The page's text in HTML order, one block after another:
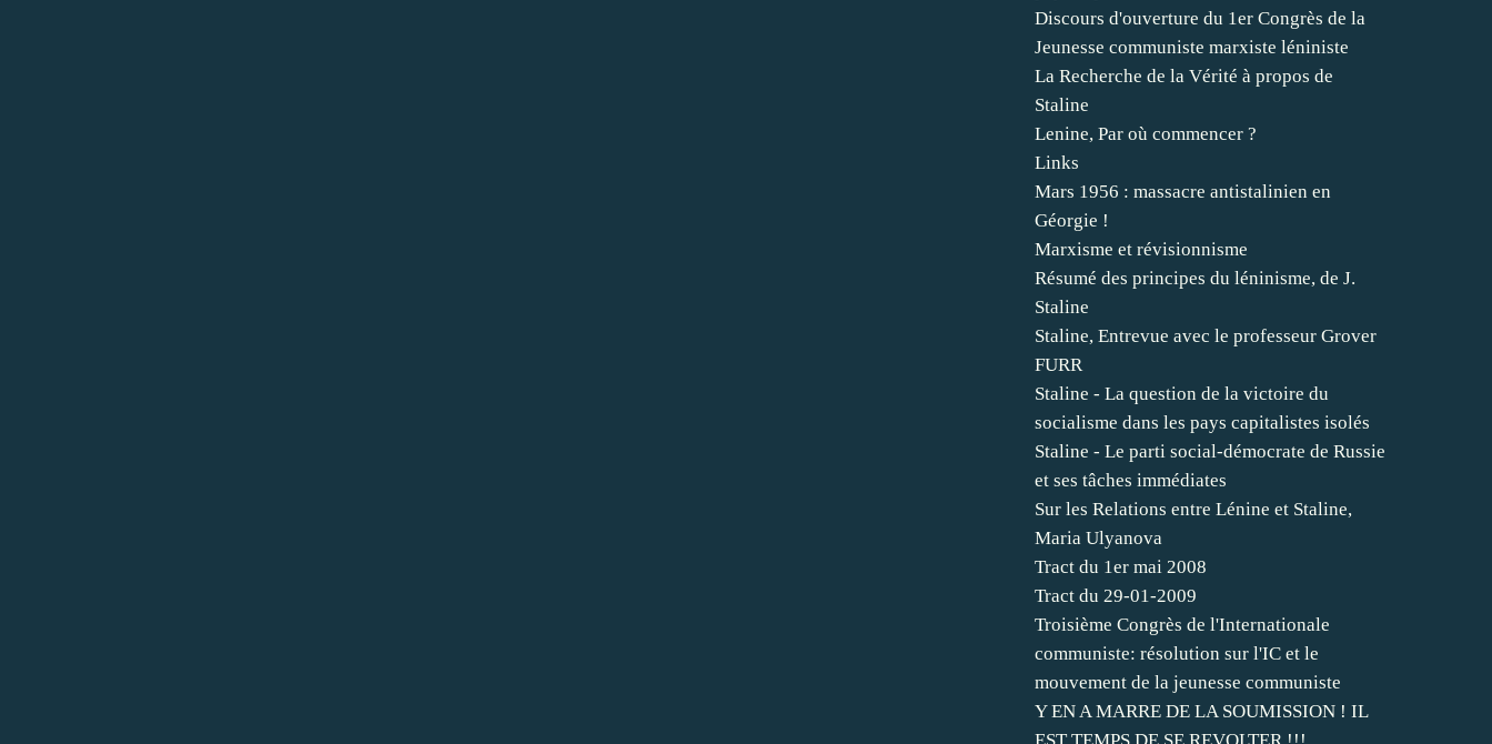
Discours d'ouverture du 1er Congrès de la
Jeunesse communiste marxiste léniniste
La Recherche de la Vérité à propos de
Staline
Lenine, Par où commencer ?
Links
Mars 1956 : massacre antistalinien en
Géorgie !
Marxisme et révisionnisme
Résumé des principes du léninisme, de J.
Staline
Staline, Entrevue avec le professeur Grover
FURR
Staline - La question de la victoire du
socialisme dans les pays capitalistes isolés
Staline - Le parti social-démocrate de Russie
et ses tâches immédiates
Sur les Relations entre Lénine et Staline,
Maria Ulyanova
Tract du 1er mai 2008
Tract du 29-01-2009
Troisième Congrès de l'Internationale
communiste: résolution sur l'IC et le
mouvement de la jeunesse communiste
Y EN A MARRE DE LA SOUMISSION ! IL